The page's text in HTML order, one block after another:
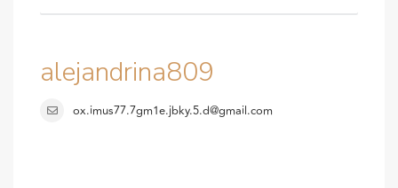
alejandrina809
ox.imus77.7gm1e.jbky.5.d@gmail.com